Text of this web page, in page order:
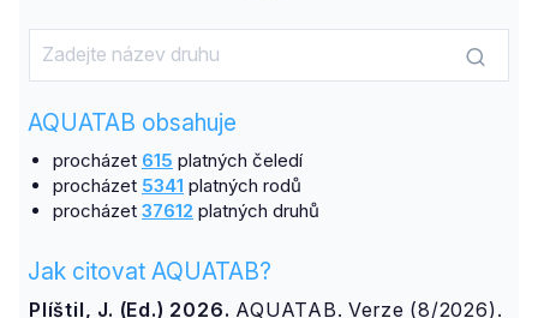
AQUATAB obsahuje
procházet 615 platných čeledí
procházet 5341 platných rodů
procházet 37612 platných druhů
Jak citovat AQUATAB?
Plíštil, J. (Ed.) 2026. AQUATAB. Verze (8/2026).